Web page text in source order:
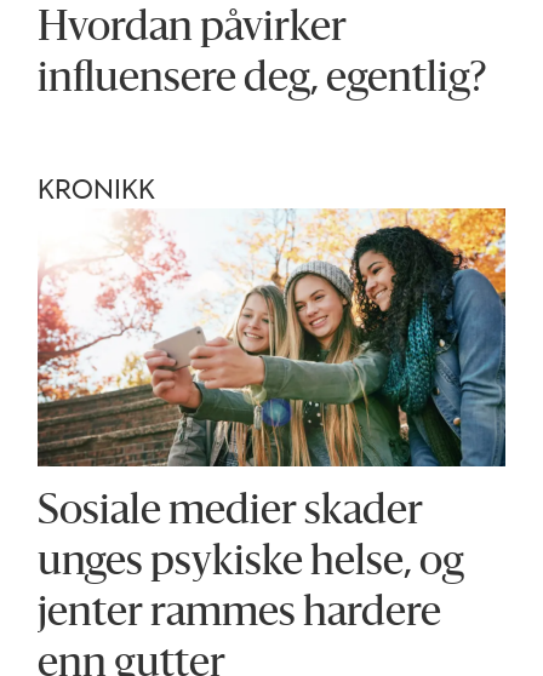
Hvordan påvirker
influensere deg, egentlig?
KRONIKK
Sosiale medier skader
unges psykiske helse, og
jenter rammes hardere
enn gutter